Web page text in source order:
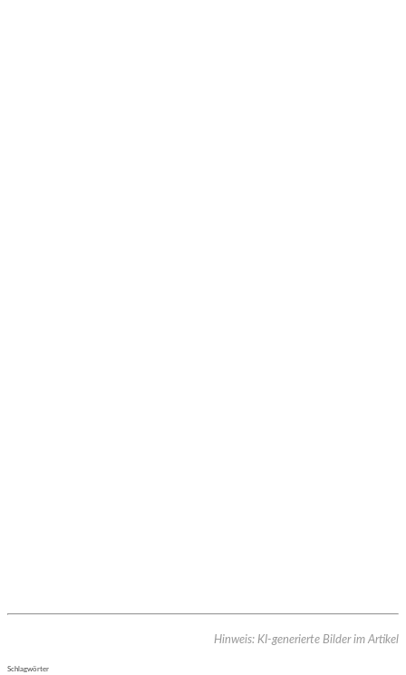
Hinweis: KI-generierte Bilder im Artikel
Schlagwörter